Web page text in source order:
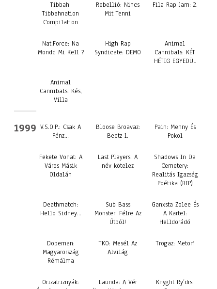
Tibbah:
Tibbahnation
Compilation
Rebellió: Nincs
Mit Tenni
Fila Rap Jam: 2.
Nat.Force: Na
Mondd Mi Kell ?
High Rap
Syndicate: DEMO
Animal
Cannibals: KÉT
HÉTIG EGYEDÜL
Animal
Cannibals: Kés,
Villa
1999 V.S.O.P.: Csak A
Pénz…
Bloose Broavaz:
Beetz 1.
Pain: Menny És
Pokol
Fekete Vonat: A
Város Másik
Oldalán
Last Players: A
név kötelez
Shadows In Da
Cemetery:
Realitás Igazság
Poétika (RIP)
Deathmatch:
Hello Sidney…
Sub Bass
Monster: Félre Az
Útból!
Ganxsta Zolee És
A Kartel:
Helldorádó
Dopeman:
Magyarország
Rémálma
TKO: Mesél Az
Alvilág
Trogaz: Metorf
Orizatriznyák:
Launda: A Vér
Knyght Ry’drs: